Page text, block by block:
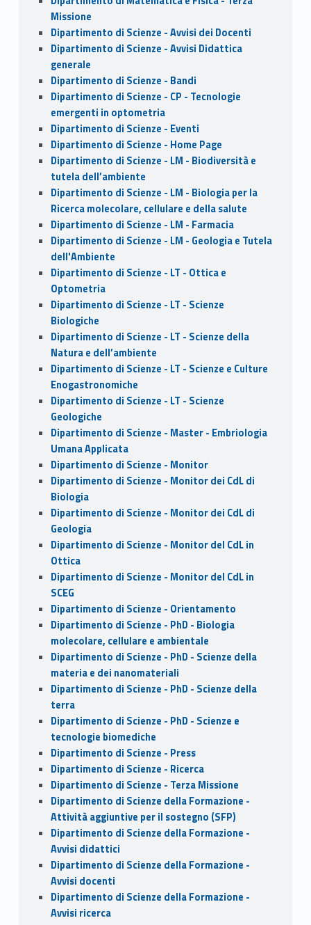
Missione
Dipartimento di Scienze - Avvisi dei Docenti
Dipartimento di Scienze - Avvisi Didattica
generale
Dipartimento di Scienze - Bandi
Dipartimento di Scienze - CP - Tecnologie
emergenti in optometria
Dipartimento di Scienze - Eventi
Dipartimento di Scienze - Home Page
Dipartimento di Scienze - LM - Biodiversità e
tutela dell’ambiente
Dipartimento di Scienze - LM - Biologia per la
Ricerca molecolare, cellulare e della salute
Dipartimento di Scienze - LM - Farmacia
Dipartimento di Scienze - LM - Geologia e Tutela
dell'Ambiente
Dipartimento di Scienze - LT - Ottica e
Optometria
Dipartimento di Scienze - LT - Scienze
Biologiche
Dipartimento di Scienze - LT - Scienze della
Natura e dell’ambiente
Dipartimento di Scienze - LT - Scienze e Culture
Enogastronomiche
Dipartimento di Scienze - LT - Scienze
Geologiche
Dipartimento di Scienze - Master - Embriologia
Umana Applicata
Dipartimento di Scienze - Monitor
Dipartimento di Scienze - Monitor dei CdL di
Biologia
Dipartimento di Scienze - Monitor dei CdL di
Geologia
Dipartimento di Scienze - Monitor del CdL in
Ottica
Dipartimento di Scienze - Monitor del CdL in
SCEG
Dipartimento di Scienze - Orientamento
Dipartimento di Scienze - PhD - Biologia
molecolare, cellulare e ambientale
Dipartimento di Scienze - PhD - Scienze della
materia e dei nanomateriali
Dipartimento di Scienze - PhD - Scienze della
terra
Dipartimento di Scienze - PhD - Scienze e
tecnologie biomediche
Dipartimento di Scienze - Press
Dipartimento di Scienze - Ricerca
Dipartimento di Scienze - Terza Missione
Dipartimento di Scienze della Formazione -
Attività aggiuntive per il sostegno (SFP)
Dipartimento di Scienze della Formazione -
Avvisi didattici
Dipartimento di Scienze della Formazione -
Avvisi docenti
Dipartimento di Scienze della Formazione -
Avvisi ricerca